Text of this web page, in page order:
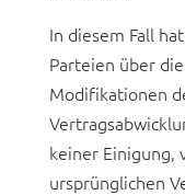
In diesem Fall
Parteien über
Modifikationen
keiner Einigung,
ursprünglichen